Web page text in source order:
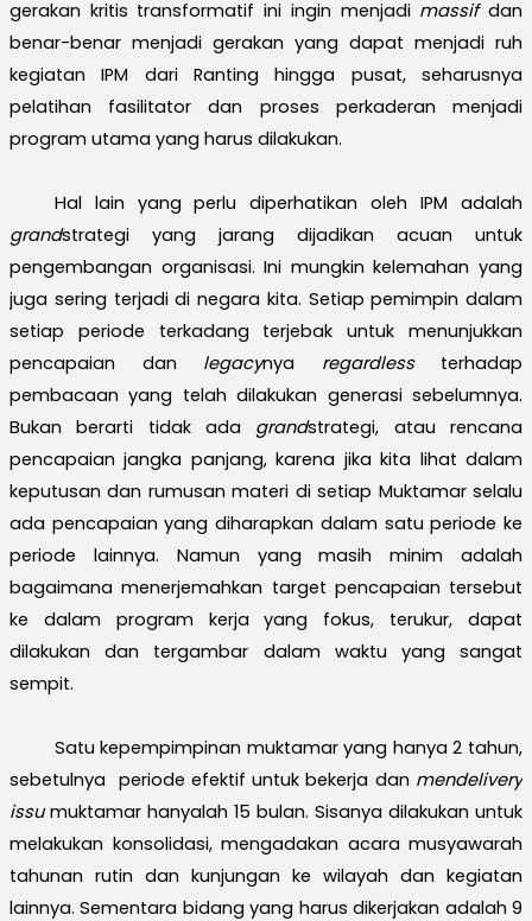
gerakan kritis transformatif ini ingin menjadi massifdan
benar-benar menjadi gerakan yang dapat menjadi ruh
kegiatan IPM dari Ranting hingga pusat, seharusnya
pelatihan fasilitator dan proses perkaderan menjadi
program utama yang harus dilakukan.
Hal lain yang perlu diperhatikan oleh IPM adalah
grandstrategi yang jarang dijadikan acuan untuk
pengembangan organisasi. Ini mungkin kelemahan yang
juga sering terjadi di negara kita. Setiap pemimpin dalam
setiap periode terkadang terjebak untuk menunjukkan
pencapaian dan legacynya regardless terhadap
pembacaan yang telah dilakukan generasi sebelumnya.
Bukan berarti tidak ada grandstrategi, atau rencana
pencapaian jangka panjang, karena jika kita lihat dalam
keputusan dan rumusan materi di setiap Muktamar selalu
ada pencapaian yang diharapkan dalam satu periode ke
periode lainnya. Namun yang masih minim adalah
bagaimana menerjemahkan target pencapaian tersebut
ke dalam program kerja yang fokus, terukur, dapat
dilakukan dan tergambar dalam waktu yang sangat
sempit.
Satu kepempimpinan muktamar yang hanya 2 tahun,
sebetulnya periode efektif untuk bekerja dan mendelivery
issumuktamar hanyalah 15 bulan. Sisanya dilakukan untuk
melakukan konsolidasi, mengadakan acara musyawarah
tahunan rutin dan kunjungan ke wilayah dan kegiatan
lainnya. Sementara bidang yang harus dikerjakan adalah 9